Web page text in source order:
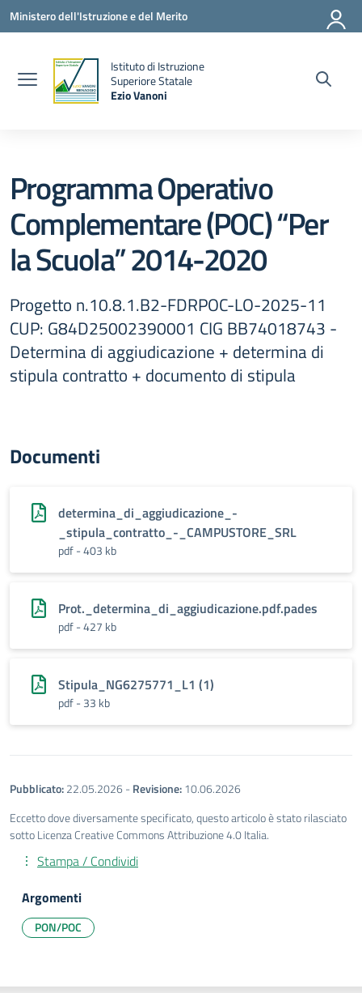
Vai ai contenuti
Vai al menu di navigazione
Vai al footer
Ministero dell'Istruzione e del Merito
Istituto di Istruzione
Superiore Statale
Ezio Vanoni
Programma Operativo
Complementare (POC) “Per
la Scuola” 2014-2020
Progetto n.10.8.1.B2-FDRPOC-LO-2025-11
CUP: G84D25002390001 CIG BB74018743 -
Determina di aggiudicazione + determina di
stipula contratto + documento di stipula
Documenti
determina_di_aggiudicazione_-
_stipula_contratto_-_CAMPUSTORE_SRL
pdf - 403 kb
Prot._determina_di_aggiudicazione.pdf.pades
pdf - 427 kb
Stipula_NG6275771_L1 (1)
pdf - 33 kb
Pubblicato:22.05.2026 -Revisione:10.06.2026
Eccetto dove diversamente specificato, questo articolo è stato rilasciato
sotto Licenza Creative Commons Attribuzione 4.0 Italia.
Stampa / Condividi
Argomenti
PON/POC